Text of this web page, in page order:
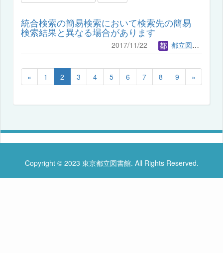
統合検索の簡易検索において検索先の簡易
検索結果と異なる場合があります
2017/11/22 都立図書館管理者
« 1 2 3 4 5 6 7 8 9 »
Copyright © 2023 東京都立図書館. All Rights Reserved.